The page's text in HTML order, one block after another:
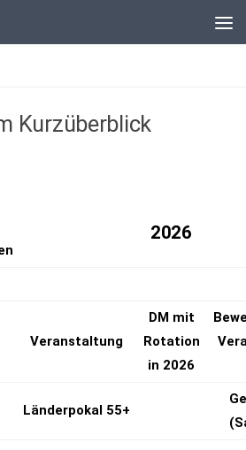
Kurzüberblick
2026
Veranstaltung
DM mit
Rotation
in 2026
Länderpokal 55+